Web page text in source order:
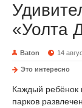
«Уолта
Baton 14
Это интересно
Каждый ребёнок
парков